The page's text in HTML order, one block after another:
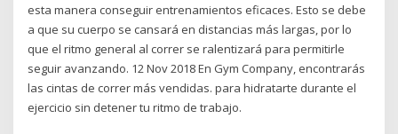
esta manera conseguir entrenamientos eficaces. Esto se debe
a que su cuerpo se cansará en distancias más largas, por lo
que el ritmo general al correr se ralentizará para permitirle
seguir avanzando. 12 Nov 2018 En Gym Company, encontrarás
las cintas de correr más vendidas. para hidratarte durante el
ejercicio sin detener tu ritmo de trabajo.